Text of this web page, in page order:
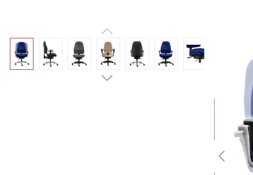
Bildergalerie überspringen